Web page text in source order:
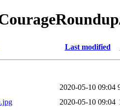
Last modified
2020-05-10 09:04
2020-05-10 09:04